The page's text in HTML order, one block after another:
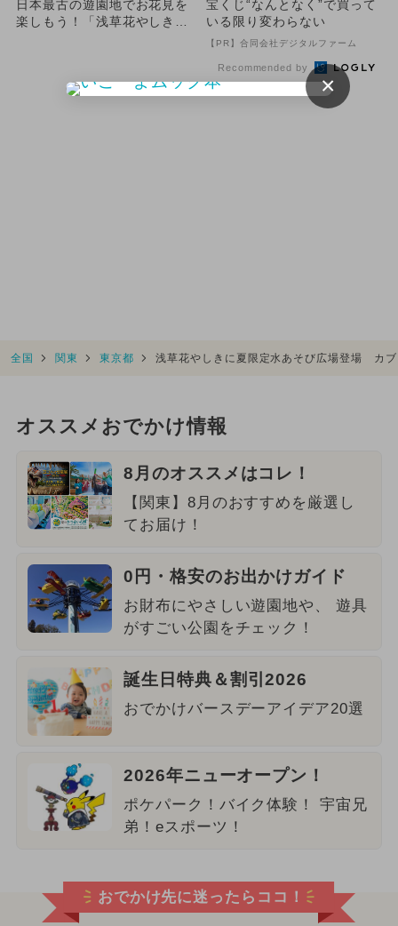
日本最古の遊園地でお花見を
楽しもう！「浅草花やしきの
宝くじ“なんとなく”で買って
いる限り変わらない
【PR】合同会社デジタルファーム
Recommended by
全国 関東 東京都 浅草花やしきに夏限定水あそび広場登場 カ
オススメおでかけ情報
8月のオススメはコレ！
【関東】8月のおすすめを厳選し
てお届け！
0円・格安のお出かけガイド
お財布にやさしい遊園地や、 遊具
がすごい公園をチェック！
誕生日特典＆割引2026
おでかけバースデーアイデア20選
2026年ニューオープン！
ポケパーク！バイク体験！ 宇宙兄
弟！eスポーツ！
おでかけ先に迷ったらココ！
×